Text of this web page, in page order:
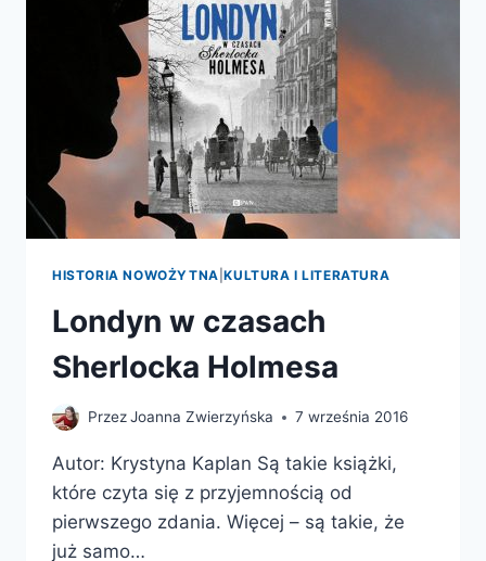
HISTORIA NOWOŻYTNA |KULTURA I LITERATURA
Londyn w czasach
Sherlocka Holmesa
PrzezJoanna Zwierzyńska 7 września 2016
Autor: Krystyna Kaplan Są takie książki,
które czyta się z przyjemnością od
pierwszego zdania. Więcej – są takie, że
już samo…